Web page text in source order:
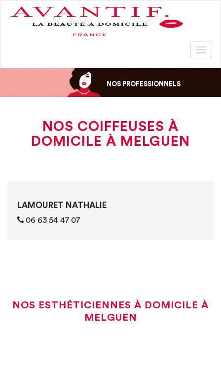
NOS PROFESSIONNELS
NOS COIFFEUSES À
DOMICILE À MELGUEN
LAMOURET NATHALIE
06 63 54 47 07
NOS ESTHÉTICIENNES À DOMICILE À
MELGUEN